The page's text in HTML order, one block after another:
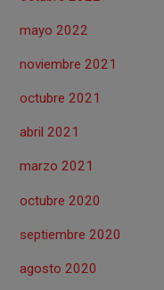
mayo 2022
noviembre 2021
octubre 2021
abril 2021
marzo 2021
octubre 2020
septiembre 2020
agosto 2020